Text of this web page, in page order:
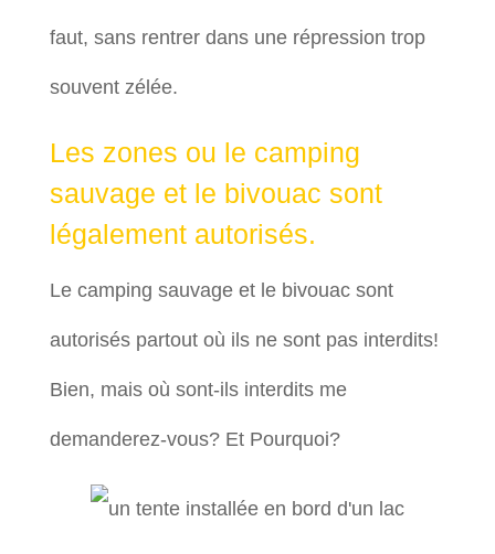
faut, sans rentrer dans une répression trop
souvent zélée.
Les zones ou le camping
sauvage et le bivouac sont
légalement autorisés.
Le camping sauvage et le bivouac sont
autorisés partout où ils ne sont pas interdits!
Bien, mais où sont-ils interdits me
demanderez-vous? Et Pourquoi?